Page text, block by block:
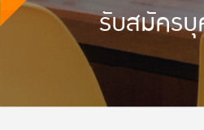
รับสมัคร